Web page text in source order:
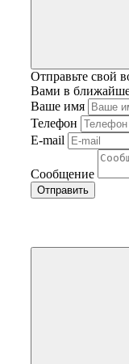
Отправьте свой
Вами в
Ваше имя
Телефон
E-mail
Сообщение